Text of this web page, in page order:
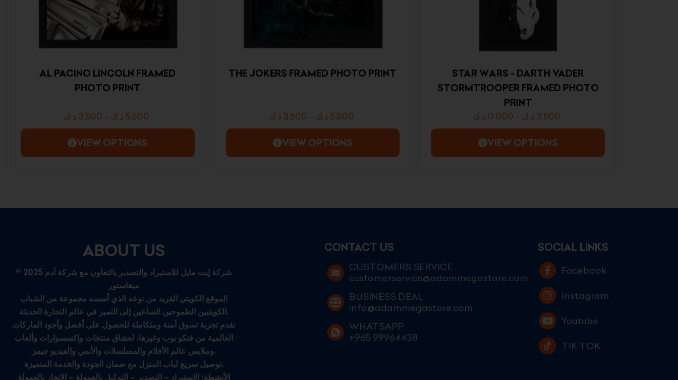
AL PACINO LINCOLN FRAMED
PHOTO PRINT
3.500 د.ك - 5.500 د.ك
VIEW OPTIONS
THE JOKERS FRAMED PHOTO PRINT
3.500 د.ك - 5.500 د.ك
VIEW OPTIONS
STAR WARS - DARTH VADER
STORMTROOPER FRAMED PHOTO
PRINT
0.000 د.ك - 3.500 د.ك
VIEW OPTIONS
ABOUT US
© 2025 شركة إيت مايل للاستيراد والتصدير بالتعاون مع شركة آدم
ميغاستور
الموقع الكويتي الفريد من نوعه الذي أسسه مجموعة من الشباب
الكويتيين الطموحين الساعين إلى التميز في عالم التجارة الحديثة.
نقدم تجربة تسوق آمنة ومتكاملة للحصول على أفضل وأجود الماركات
العالمية من فنكو بوب وغيرها، لعشاق منتجات وإكسسوارات وألعاب
وملابس عالم الأفلام والمسلسلات والأنمي والفيديو جيمز.
توصيل سريع لباب المنزل مع ضمان الجودة والخدمة المتميزة.
الأنشطة: الاستيراد – التصدير – التوكيل بالعمولة – الاتجار بالعمولة
CONTACT US
CUSTOMERS SERVICE
customerservice@adammegastore.com
BUSINESS DEAL
info@adammegastore.com
WHATSAPP
+965 99964438
SOCIAL LINKS
Facebook
Instagram
Youtube
TIK TOK